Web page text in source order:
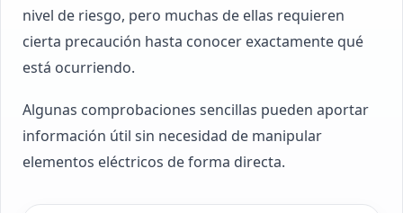
nivel de riesgo, pero muchas de ellas requieren
cierta precaución hasta conocer exactamente qué
está ocurriendo.
Algunas comprobaciones sencillas pueden aportar
información útil sin necesidad de manipular
elementos eléctricos de forma directa.